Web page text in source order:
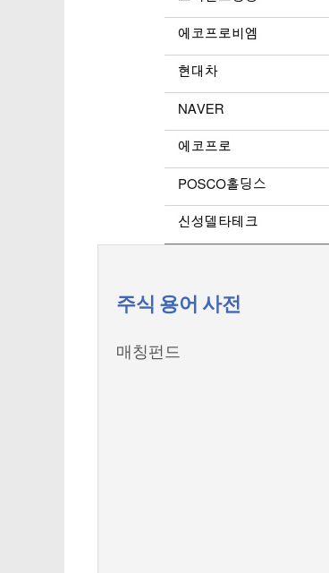
주식 용어 사전
매칭펀드